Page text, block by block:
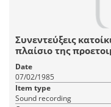
Συνεντεύξεις
πλαίσιο της
Θ "Αστικό Σπίτι
Date
07/02/1985
Item type
Sound recording